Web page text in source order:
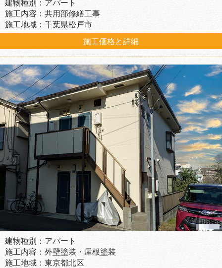
建物種別：アパート
施工内容：共用部修繕工事
施工地域：千葉県松戸市
施工価格と詳細
建物種別：アパート
施工内容：外壁塗装・屋根塗装
施工地域：東京都北区